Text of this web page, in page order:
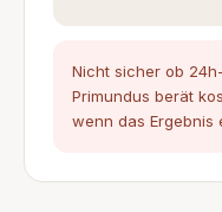
Nicht sicher ob
Primundus berät
wenn das Ergebnis